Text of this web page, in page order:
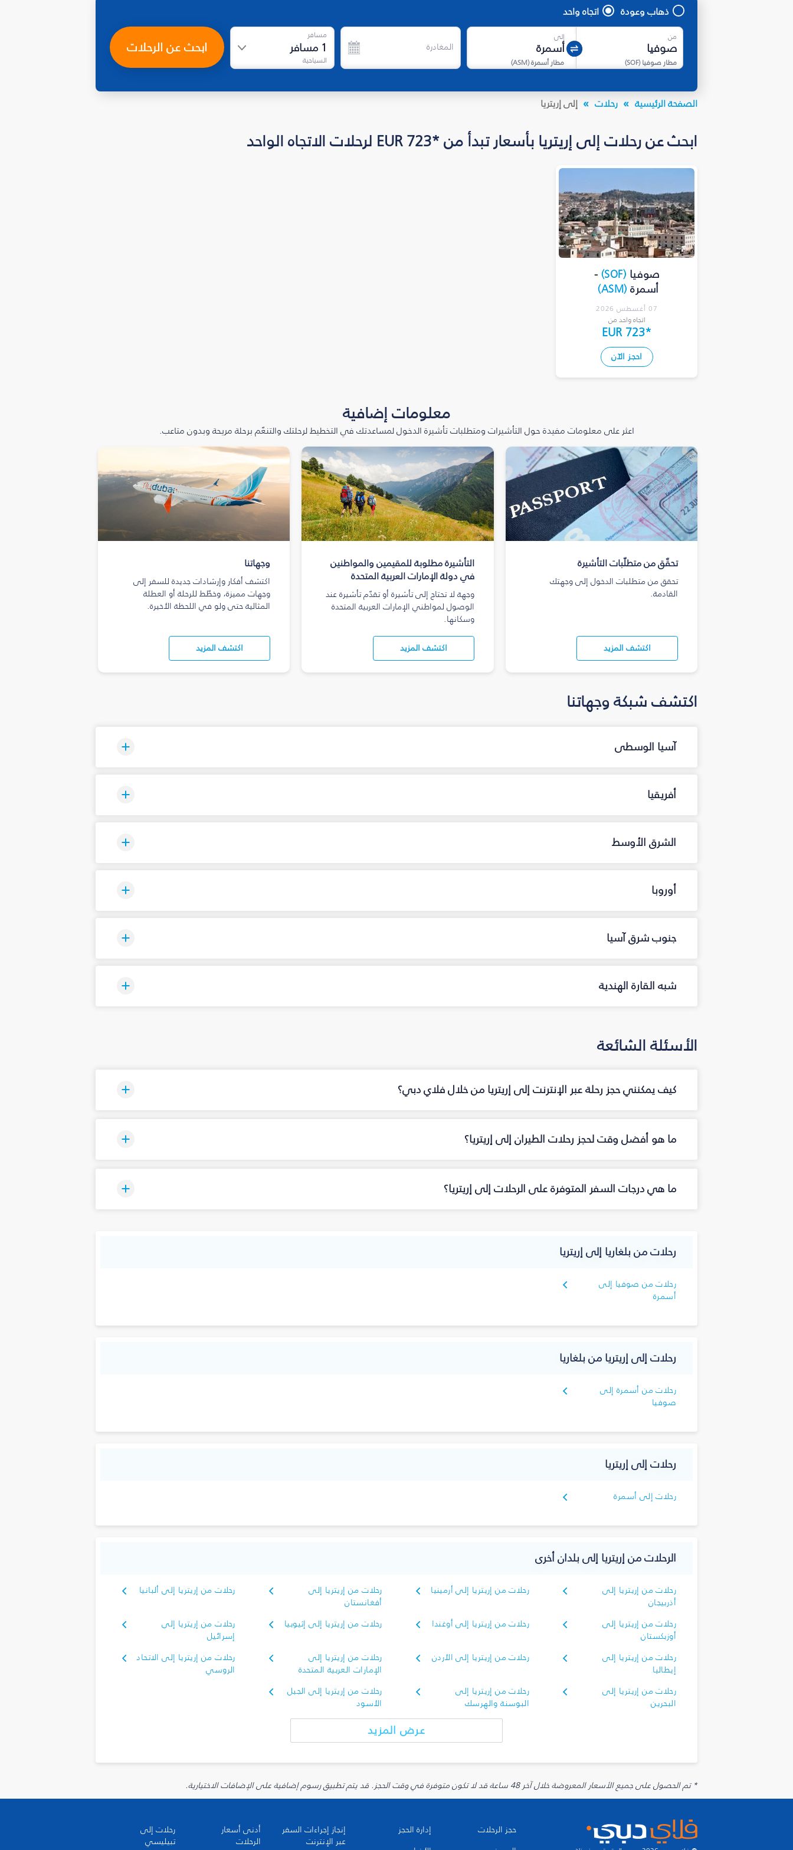
ذهاب وعودة اتجاه واحد
من
مطار صوفيا (
SOF
)
إلى
مطار أسمرة(
ASM
)
المغادرة
مسافر
1 مسافر
السياحية
ابحث عن الرحلات
الصفحة الرئيسية رحلات إلى إريتريا
ابحث عن رحلات إلى إريتريا بأسعار تبدأ من *EUR 723 لرحلات الاتجاه الواحد
صوفيا (
SOF
)
-
أسمرة (
ASM
)
07 أغسطس 2026
اتجاه واحد من
EUR 723*
احجز الآن
معلومات إضافية
اعثر على معلومات مفيدة حول التأشيرات ومتطلبات تأشيرة الدخول لمساعدتك في التخطيط لرحلتك والتنعّم برحلة مريحة وبدون متاعب.
تحقّق من متطلّبات التأشيرة
تحقق من متطلبات الدخول إلى وجهتك
القادمة.
اكتشف المزيد
التأشيرة مطلوبة للمقيمين والمواطنين
في دولة الإمارات العربية المتحدة
وجهة لا تحتاج إلى تأشيرة أو تقدّم تأشيرة عند
الوصول لمواطني الإمارات العربية المتحدة
وسكانها.
اكتشف المزيد
وجهاتنا
اكتشف أفكار وإرشادات جديدة للسفر إلى
وجهات مميزة، وخطّط للرحلة أو العطلة
المثالية حتى ولو في اللحظة الأخيرة.
اكتشف المزيد
اكتشف شبكة وجهاتنا
آسيا الوسطى
أفريقيا
الشرق الأوسط
أوروبا
جنوب شرق آسيا
شبه القارة الهندية
الأسئلة الشائعة
كيف يمكنني حجز رحلة عبر الإنترنت إلى إريتريا من خلال فلاي دبي؟
ما هو أفضل وقت لحجز رحلات الطيران إلى إريتريا؟
ما هي درجات السفر المتوفرة على الرحلات إلى إريتريا؟
رحلات من بلغاريا إلى إريتريا
رحلات من صوفيا إلى
أسمرة
رحلات إلى إريتريا من بلغاريا
رحلات من أسمرة إلى
صوفيا
رحلات إلى إريتريا
رحلات إلى أسمرة
الرحلات من إريتريا إلى بلدان أخرى
رحلات من إريتريا إلى
أذربيجان
رحلات من إريتريا إلى أرمينيا
رحلات من إريتريا إلى
أفغانستان
رحلات من إريتريا إلى ألبانيا
رحلات من إريتريا إلى
أوزبكستان
رحلات من إريتريا إلى أوغندا رحلات من إريتريا إلى إثيوبيا
رحلات من إريتريا إلى
إسرائيل
رحلات من إريتريا إلى
إيطاليا
رحلات من إريتريا إلى الأردن
رحلات من إريتريا إلى
الإمارات العربية المتحدة
رحلات من إريتريا إلى الاتحاد
الروسي
رحلات من إريتريا إلى
البحرين
رحلات من إريتريا إلى
البوسنة والهرسك
رحلات من إريتريا إلى الجبل
الأسود
عرض المزيد
* تم الحصول على جميع الأسعار المعروضة خلال آخر 48 ساعة قد لا تكون متوفرة في وقت الحجز. قد يتم تطبيق رسوم إضافية على الإضافات الاختيارية.
حجز الرحلات
إدارة الحجز
إنجاز إجراءات السفر
عبر الإنترنت
أدنى أسعار
الرحلات
رحلات إلى
تبيليسي